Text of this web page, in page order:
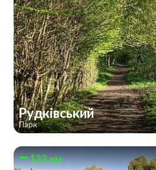
Рудківський
Парк
122 км